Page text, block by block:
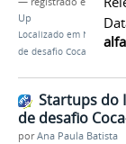
Up
Localizado em Notícias
de desafio Coca-Cola
Startups do
de desafio
porAna Paula Batista